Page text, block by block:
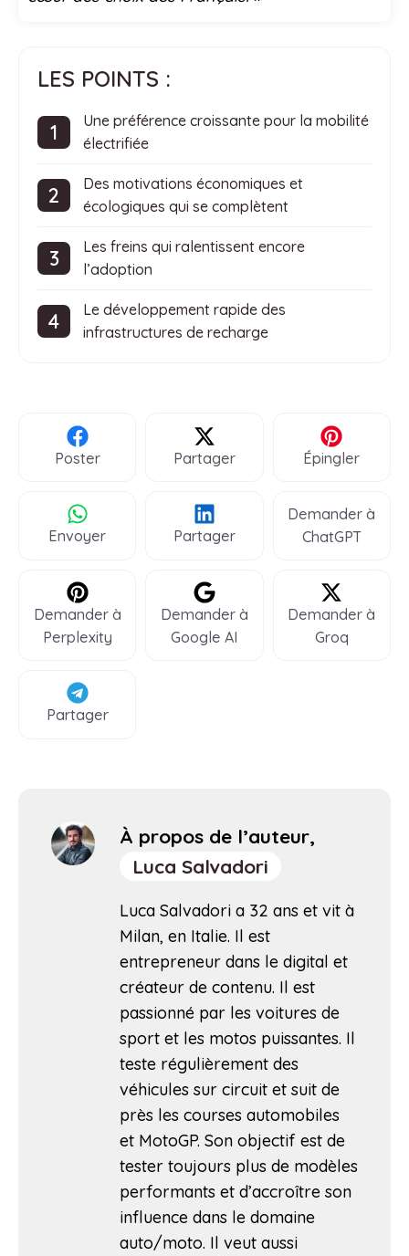
LES POINTS :
Une préférence croissante pour la mobilité
électrifiée
Des motivations économiques et
écologiques qui se complètent
Les freins qui ralentissent encore
l’adoption
Le développement rapide des
infrastructures de recharge
Poster Partager Épingler
Envoyer Partager
Demander à
ChatGPT
Demander à
Perplexity
Demander à
Google AI
Demander à
Groq
Partager
À propos de l’auteur,
Luca Salvadori
Luca Salvadori a 32 ans et vit à
Milan, en Italie. Il est
entrepreneur dans le digital et
créateur de contenu. Il est
passionné par les voitures de
sport et les motos puissantes. Il
teste régulièrement des
véhicules sur circuit et suit de
près les courses automobiles
et MotoGP. Son objectif est de
tester toujours plus de modèles
performants et d’accroître son
influence dans le domaine
auto/moto. Il veut aussi